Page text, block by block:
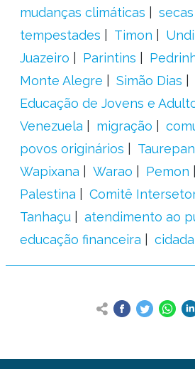
mudanças climáticas
tempestades
Timon
Juazeiro
Parintins
Monte Alegre
Simão Dias
Educação de Jovens e
Venezuela
migração
povos originários
Wapixana
Warao Pemon
Palestina
Comitê
Tanhaçu
atendimento ao
educação financeira